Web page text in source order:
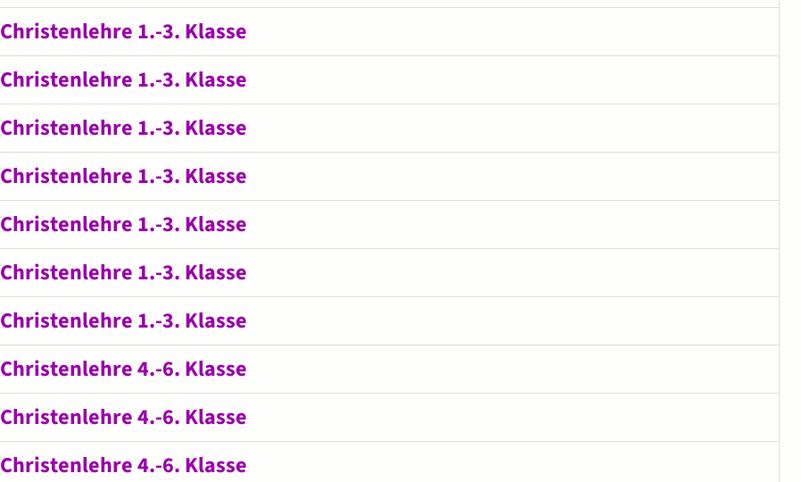
Christenlehre 1.-3. Klasse
Christenlehre 1.-3. Klasse
Christenlehre 1.-3. Klasse
Christenlehre 1.-3. Klasse
Christenlehre 1.-3. Klasse
Christenlehre 1.-3. Klasse
Christenlehre 1.-3. Klasse
Christenlehre 4.-6. Klasse
Christenlehre 4.-6. Klasse
Christenlehre 4.-6. Klasse